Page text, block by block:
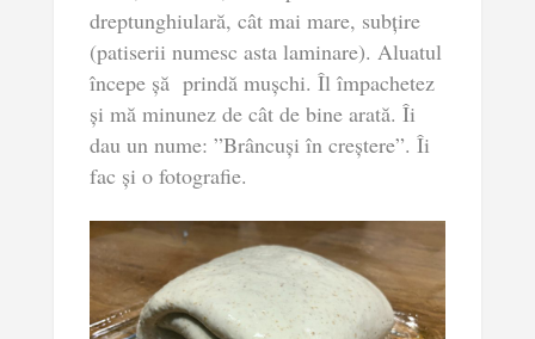
dreptunghiulară, cât mai mare, subțire
(patiserii numesc asta laminare). Aluatul
începe șă prindă mușchi. Îl împachetez
și mă minunez de cât de bine arată. Îi
dau un nume: ”Brâncuși în creștere”. Îi
fac și o fotografie.